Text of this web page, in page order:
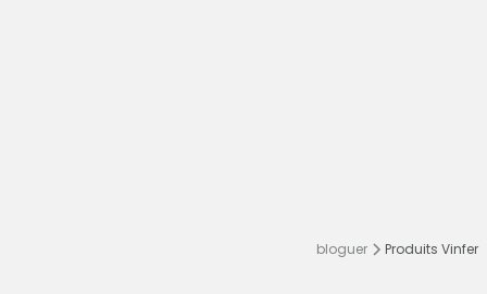
bloguer Produits Vinfer